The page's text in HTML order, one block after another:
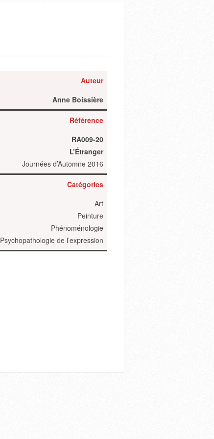
Auteur
Anne Boissière
Référence
RA009-20
L’Étranger
Journées d’Automne 2016
Catégories
Art
Peinture
Phénoménologie
Psychopathologie de l’expression